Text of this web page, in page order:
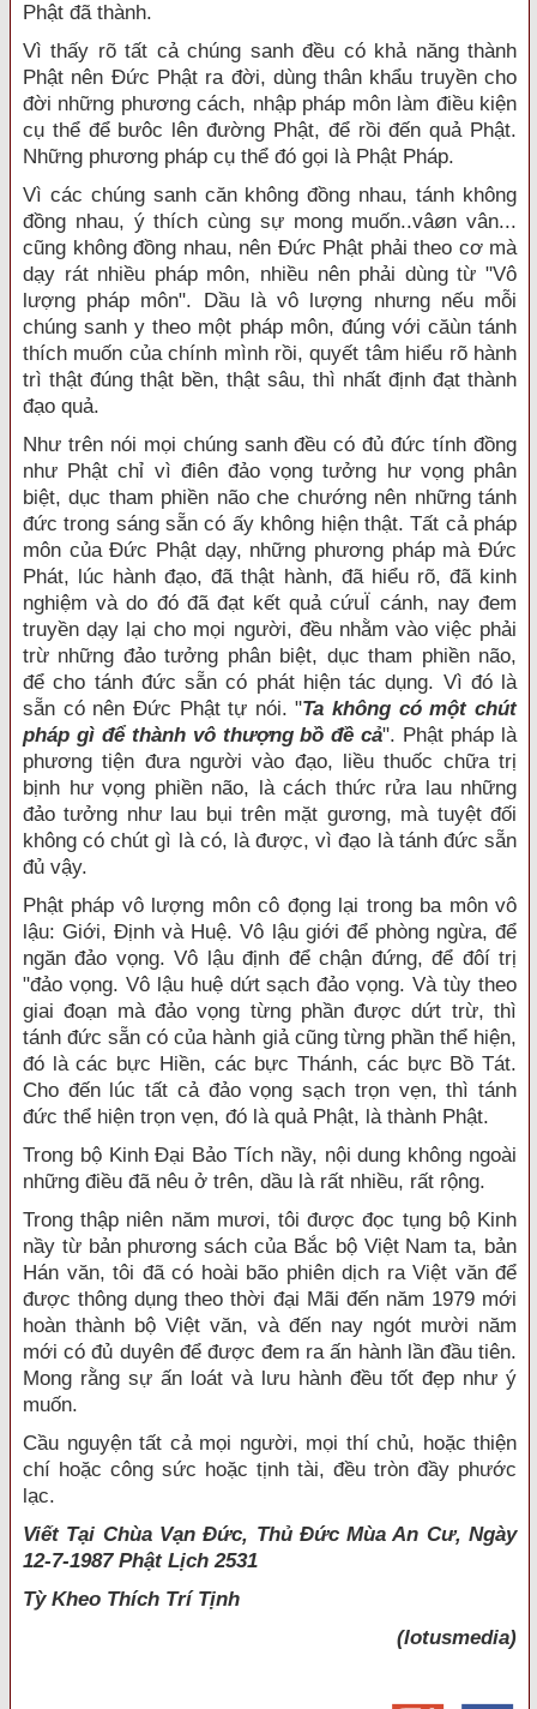
Phật đã thành.
Vì thấy rõ tất cả chúng sanh đều có khả năng thành
Phật nên Đức Phật ra đời, dùng thân khẩu truyền cho
đời những phương cách, nhập pháp môn làm điều kiện
cụ thể để bưôc lên đường Phật, để rồi đến quả Phật.
Những phương pháp cụ thể đó gọi là Phật Pháp.
Vì các chúng sanh căn không đồng nhau, tánh không
đồng nhau, ý thích cùng sự mong muốn..vâøn vân...
cũng không đồng nhau, nên Đức Phật phải theo cơ mà
dạy rát nhiều pháp môn, nhiều nên phải dùng từ "Vô
lượng pháp môn". Dầu là vô lượng nhưng nếu mỗi
chúng sanh y theo một pháp môn, đúng với căùn tánh
thích muốn của chính mình rồi, quyết tâm hiểu rõ hành
trì thật đúng thật bền, thật sâu, thì nhất định đạt thành
đạo quả.
Như trên nói mọi chúng sanh đều có đủ đức tính đồng
như Phật chỉ vì điên đảo vọng tưởng hư vọng phân
biệt, dục tham phiền não che chướng nên những tánh
đức trong sáng sẵn có ấy không hiện thật. Tất cả pháp
môn của Đức Phật dạy, những phương pháp mà Đức
Phát, lúc hành đạo, đã thật hành, đã hiểu rõ, đã kinh
nghiệm và do đó đã đạt kết quả cứuÏ cánh, nay đem
truyền dạy lại cho mọi người, đều nhằm vào việc phải
trừ những đảo tưởng phân biệt, dục tham phiền não,
để cho tánh đức sẵn có phát hiện tác dụng. Vì đó là
sẵn có nên Đức Phật tự nói. "Ta không có một chút
pháp gì để thành vô thượng bồ đề cả". Phật pháp là
phương tiện đưa người vào đạo, liều thuốc chữa trị
bịnh hư vọng phiền não, là cách thức rửa lau những
đảo tưởng như lau bụi trên mặt gương, mà tuyệt đối
không có chút gì là có, là được, vì đạo là tánh đức sẵn
đủ vậy.
Phật pháp vô lượng môn cô đọng lại trong ba môn vô
lậu: Giới, Định và Huệ. Vô lậu giới để phòng ngừa, để
ngăn đảo vọng. Vô lậu định để chận đứng, để đôí trị
"đảo vọng. Vô lậu huệ dứt sạch đảo vọng. Và tùy theo
giai đoạn mà đảo vọng từng phần được dứt trừ, thì
tánh đức sẵn có của hành giả cũng từng phần thể hiện,
đó là các bực Hiền, các bực Thánh, các bực Bồ Tát.
Cho đến lúc tất cả đảo vọng sạch trọn vẹn, thì tánh
đức thể hiện trọn vẹn, đó là quả Phật, là thành Phật.
Trong bộ Kinh Đại Bảo Tích nầy, nội dung không ngoài
những điều đã nêu ở trên, dầu là rất nhiều, rất rộng.
Trong thập niên năm mươi, tôi được đọc tụng bộ Kinh
nầy từ bản phương sách của Bắc bộ Việt Nam ta, bản
Hán văn, tôi đã có hoài bão phiên dịch ra Việt văn để
được thông dụng theo thời đại Mãi đến năm 1979 mới
hoàn thành bộ Việt văn, và đến nay ngót mười năm
mới có đủ duyên để được đem ra ấn hành lần đầu tiên.
Mong rằng sự ấn loát và lưu hành đều tốt đẹp như ý
muốn.
Cầu nguyện tất cả mọi người, mọi thí chủ, hoặc thiện
chí hoặc công sức hoặc tịnh tài, đều tròn đầy phước
lạc.
Viết Tại Chùa Vạn Đức, Thủ Đức Mùa An Cư, Ngày
12-7-1987 Phật Lịch 2531
Tỳ Kheo Thích Trí Tịnh
(lotusmedia)